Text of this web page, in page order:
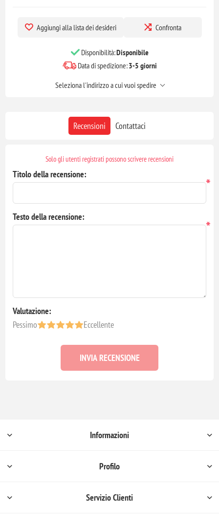
Aggiungi alla lista dei desideri Confronta
Disponibilità:Disponibile
Data di spedizione:3-5 giorni
Seleziona l'indirizzo a cui vuoi spedire
Recensioni Contattaci
Solo gli utenti registrati possono scrivere recensioni
Titolo della recensione:
*
Testo della recensione:
*
Valutazione:
Pessimo
Eccellente
INVIA RECENSIONE
Informazioni
Profilo
Servizio Clienti